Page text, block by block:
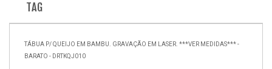
TAG
TÁBUA P/ QUEIJO EM BAMBU. GRAVAÇÃO EM LASER. ***VER MEDIDAS*** -
BARATO - DRTKQJ010